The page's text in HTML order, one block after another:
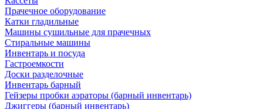
Прачечное оборудование
Катки гладильные
Машины сушильные для прачечных
Стиральные машины
Инвентарь и посуда
Гастроемкости
Доски разделочные
Инвентарь барный
Гейзеры пробки аэраторы (барный инвентарь)
Джиггеры (барный инвентарь)